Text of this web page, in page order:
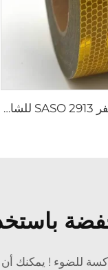
ملصق شريط عاكس رجعي أصفر SASO 2913 للشاحنات والقطارات
للضوء ! يمكنك